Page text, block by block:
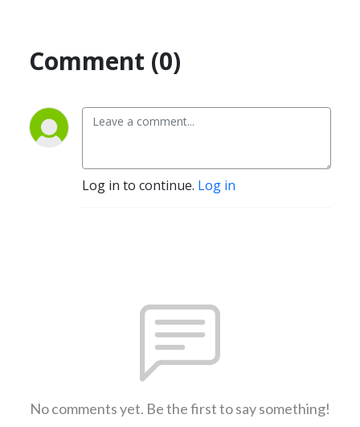
Comment (0)
Log in to continue. Log in
No comments yet. Be the first to say something!